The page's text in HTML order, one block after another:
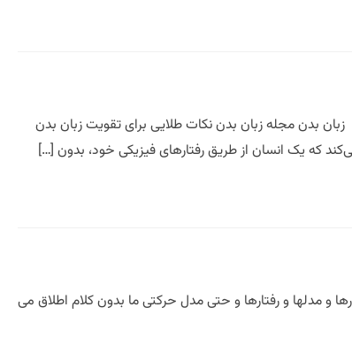
نکات طلایی برای تقویت زبان بدن دکتر مازیار میر محقق و پژوهشگر https://www.linkedin.com/in/mazyarmir زبان بدن مجله زبان بدن نکات طلایی برای تقویت زبان بدن
که یک انسان از طریق رفتارهای فیزیکی خود، بدون […]
و مدلها و رفتارها و حتی مدل حرکتی ما بدون کلام اطلاق می